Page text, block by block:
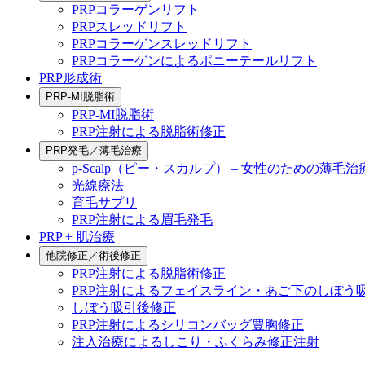
PRPコラーゲンリフト
PRPスレッドリフト
PRPコラーゲンスレッドリフト
PRPコラーゲンによるポニーテールリフト
PRP形成術
PRP-MI脱脂術
PRP-MI脱脂術
PRP注射による脱脂術修正
PRP発毛／薄毛治療
p-Scalp（ピー・スカルプ） – 女性のための薄毛治
光線療法
育毛サプリ
PRP注射による眉毛発毛
PRP + 肌治療
他院修正／術後修正
PRP注射による脱脂術修正
PRP注射によるフェイスライン・あご下のしぼう
しぼう吸引後修正
PRP注射によるシリコンバッグ豊胸修正
注入治療によるしこり・ふくらみ修正注射